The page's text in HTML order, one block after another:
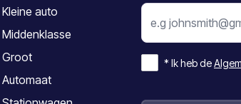
Kleine auto
Middenklasse
Groot
Automaat
* Ik heb de